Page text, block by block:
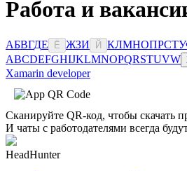
Работа и
АБВГДЕ Ё ЖЗИ Й КЛМНОПРСТУ
ABCDEFGHIJKLMNOPQRSTUVW
Xamarin developer
Сканируйте QR-код, чтобы скачать
И чаты с работодателями всегда
HeadHunter